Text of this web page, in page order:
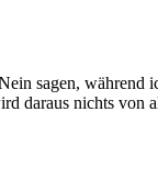
sagen, während
daraus nichts von